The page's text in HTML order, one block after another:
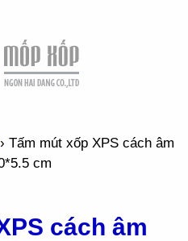
› Tấm mút xốp XPS cách âm
cm
cách âm